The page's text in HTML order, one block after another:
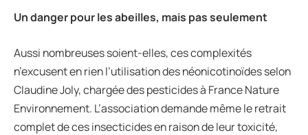
Un danger pour les abeilles, mais pas seulement
Aussi nombreuses soient-elles, ces complexités
n’excusent en rien l’utilisation des néonicotinoïdes selon
Claudine Joly, chargée des pesticides à France Nature
Environnement. L’association demande même le retrait
complet de ces insecticides en raison de leur toxicité,